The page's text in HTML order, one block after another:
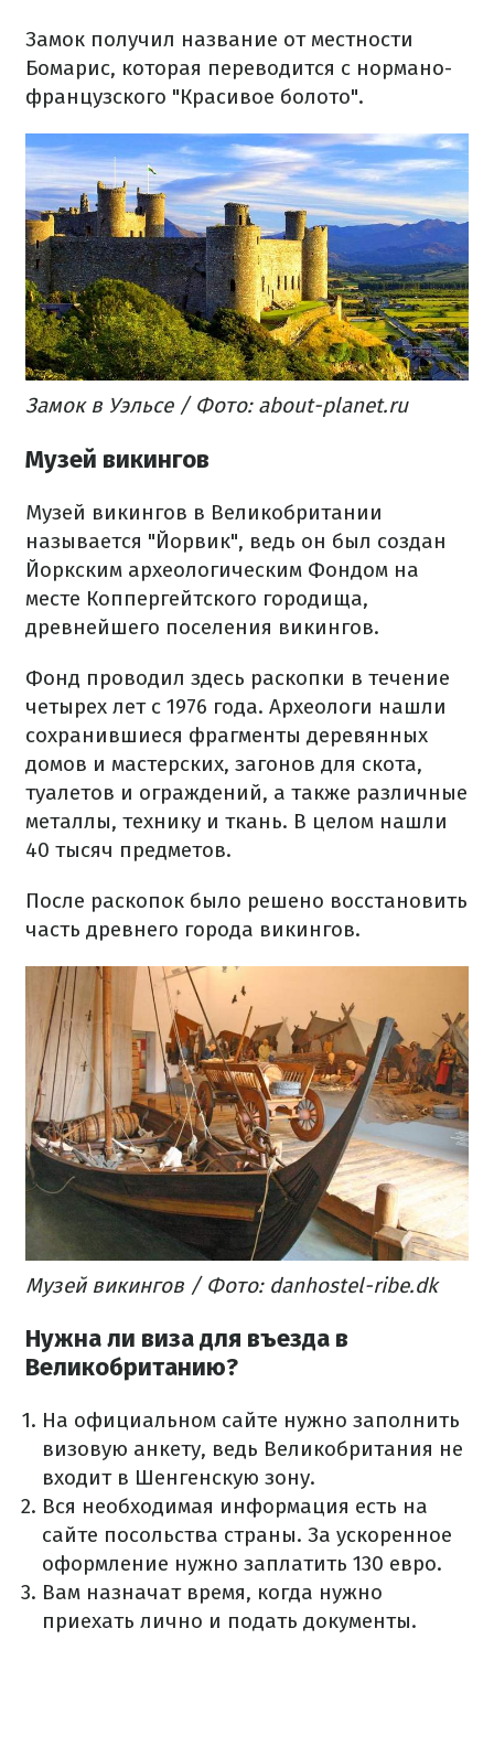
Замок получил название от местности
Бомарис, которая переводится с нормано-
французского "Красивое болото".
Замок в Уэльсе / Фото: аbout-planet.ru
Музей викингов
Музей викингов в Великобритании
называется "Йорвик", ведь он был создан
Йоркским археологическим Фондом на
месте Коппергейтского городища,
древнейшего поселения викингов.
Фонд проводил здесь раскопки в течение
четырех лет с 1976 года. Археологи нашли
сохранившиеся фрагменты деревянных
домов и мастерских, загонов для скота,
туалетов и ограждений, а также различные
металлы, технику и ткань. В целом нашли
40 тысяч предметов.
После раскопок было решено восстановить
часть древнего города викингов.
Музей викингов / Фото: danhostel-ribe.dk
Нужна ли виза для въезда в
Великобританию?
На официальном сайте нужно заполнить
визовую анкету, ведь Великобритания не
входит в Шенгенскую зону.
Вся необходимая информация есть на
сайте посольства страны. За ускоренное
оформление нужно заплатить 130 евро.
Вам назначат время, когда нужно
приехать лично и подать документы.